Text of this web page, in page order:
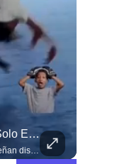
Las Artes Marciales No Solo Enseñan Disciplinas A Los Niños Y Niñas Si No También Ser Honorables #deporte Felicidades Maestro @shaoxi15
Las artes marciales no solo enseñan disciplinas a los niños y niñas si no también ser honorables #deporte felicidades maestro @shaoxi15